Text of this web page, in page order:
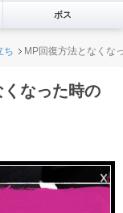
ボス
ち MP回復方法となくな
くなった時の